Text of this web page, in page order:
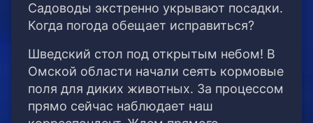
Садоводы экстренно укрывают посадки.
Когда погода обещает исправиться?
Шведский стол под открытым небом! В
Омской области начали сеять кормовые
поля для диких животных. За процессом
прямо сейчас наблюдает наш